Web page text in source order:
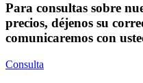
Para consultas sobre
precios, déjenos su
comunicaremos con
Consulta